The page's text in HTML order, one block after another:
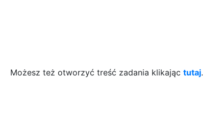
Możesz też otworzyć treść zadania klikając tutaj.